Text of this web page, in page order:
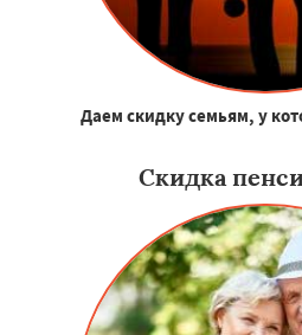
Даем скидку семьям, у
Скидка